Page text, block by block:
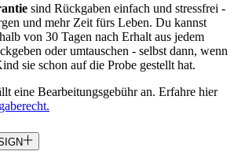
sind Rückgaben einfach und stressfrei -
und mehr Zeit fürs Leben. Du kannst
von 30 Tagen nach Erhalt aus jedem
oder umtauschen - selbst dann, wenn
sie schon auf die Probe gestellt hat.
eine Bearbeitungsgebühr an. Erfahre hier